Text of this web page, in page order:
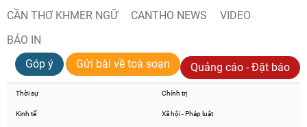
CẦN THƠ KHMER NGỮ CANTHO NEWS
VIDEO
BÁO IN
Góp ý
Gửi bài về toà soạn Quảng cáo - Đặt báo
Thời sự Chính trị
Kinh tế Xã hội - Pháp luật